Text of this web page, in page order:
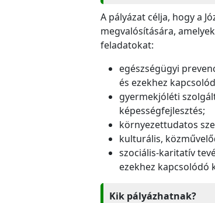
A pályázat célja, hogy a
megvalósítására,
feladatokat:
egészségügyi
és ezekhez
gyermekjóléti
képességfejlesztés;
környezettudatos
kulturális,
szociális-karitatív
ezekhez kapcsolódó
Kik pályázhatnak?